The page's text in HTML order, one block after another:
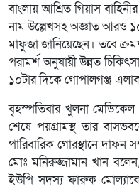
বাংলায় আশ্রিত গিয়াস
নাম উল্লেখসহ অজ্ঞাত আরও
মাফুজা জানিয়েছেন। তবে
পরামর্শ অনুযায়ী উন্নত
১০টার দিকে গোপালগঞ্জ
বৃহস্পতিবার খুলনা
শেষে পয়গ্রামস্থ তার
পারিবারিক গোরস্থানে দাফন
মোঃ মনিরুজ্জামান খান
ইউপি সদস্য ফারুক